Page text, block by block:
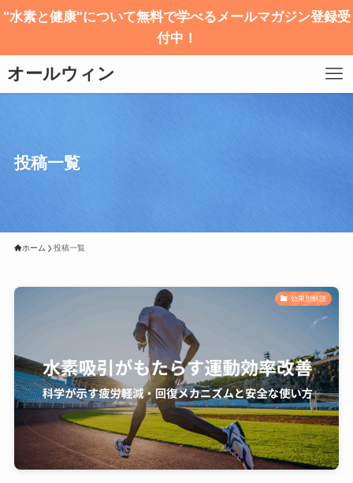
"水素と健康"について無料で学べるメールマガジン登録受
付中！
オールウィン
投稿一覧
ホーム 投稿一覧
効果別解説